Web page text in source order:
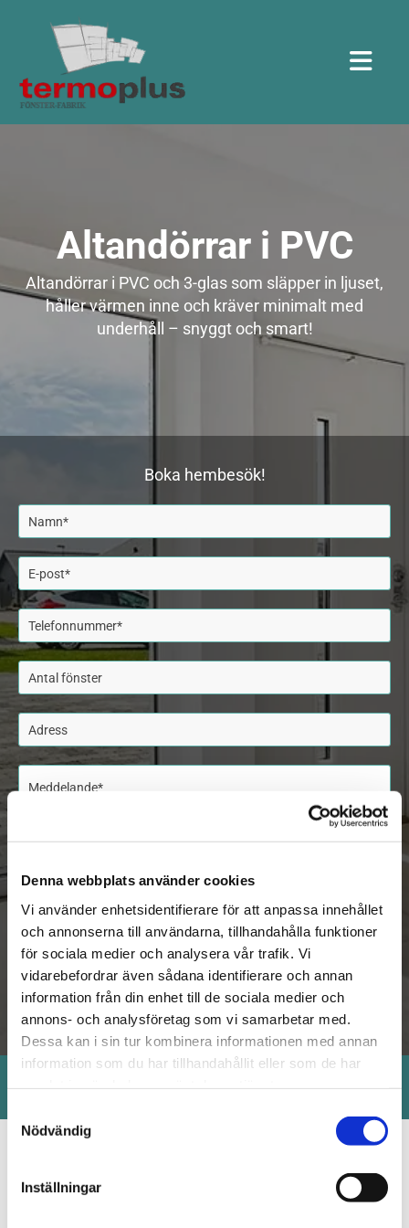
Denna webbplats använder cookies
Vi använder enhetsidentifierare för att anpassa innehållet
och annonserna till användarna, tillhandahålla funktioner
för sociala medier och analysera vår trafik. Vi
vidarebefordrar även sådana identifierare och annan
information från din enhet till de sociala medier och
annons- och analysföretag som vi samarbetar med.
Dessa kan i sin tur kombinera informationen med annan
information som du har tillhandahållit eller som de har
Nödvändig
Inställningar
Altandörrar i PVC
Altandörrar i PVC och 3-glas som släpper in ljuset,
håller värmen inne och kräver minimalt med
underhåll – snyggt och smart!
Boka hembesök!
Snabba och smidiga leveranser!
Altandörrar som förenar komfort med